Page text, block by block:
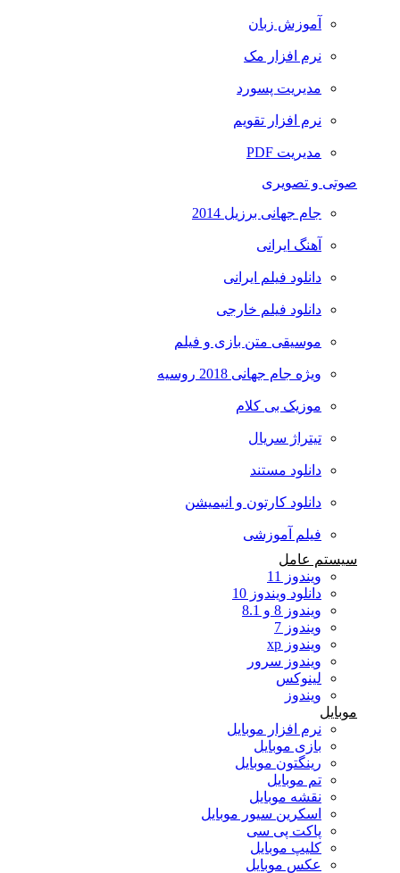
آموزش زبان
نرم افزار مک
مدیریت پسورد
نرم افزار تقویم
مدیریت PDF
صوتی و تصویری
جام جهانی برزیل 2014
آهنگ ایرانی
دانلود فیلم ایرانی
دانلود فیلم خارجی
موسیقی متن بازی و فیلم
ویژه جام جهانی 2018 روسیه
موزیک بی کلام
تیتراژ سریال
دانلود مستند
دانلود کارتون و انیمیشن
فیلم آموزشی
سیستم عامل
ویندوز 11
دانلود ویندوز 10
ویندوز 8 و 8.1
ویندوز 7
ویندوز xp
ویندوز سرور
لینوکس
ویندوز
موبایل
نرم افزار موبایل
بازی موبایل
رینگتون موبایل
تم موبایل
نقشه موبایل
اسکرین سیور موبایل
پاکت پی سی
کلیپ موبایل
عکس موبایل